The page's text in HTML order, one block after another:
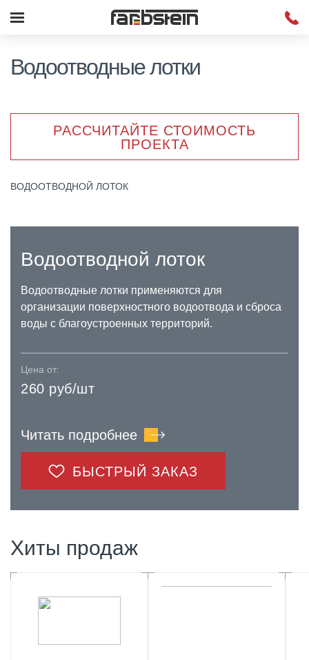
Водоотводные лотки
ВОДООТВОДНОЙ ЛОТОК
РАССЧИТАЙТЕ СТОИМОСТЬ
ПРОЕКТА
Водоотводной лоток
Водоотводные лотки применяются для
организации поверхностного водоотвода и сброса
воды с благоустроенных территорий.
Цена от:
260 руб/шт
Читать подробнее
БЫСТРЫЙ ЗАКАЗ
Хиты продаж